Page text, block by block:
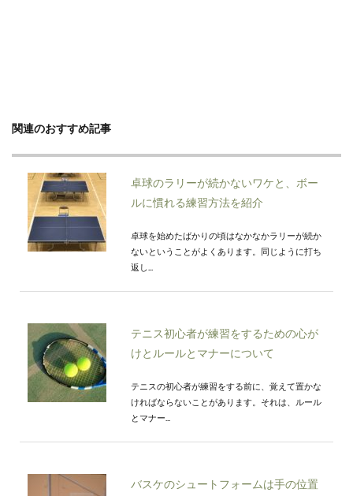
関連のおすすめ記事
卓球のラリーが続かないワケと、ボー
ルに慣れる練習方法を紹介
卓球を始めたばかりの頃はなかなかラリーが続か
ないということがよくあります。同じように打ち
返し...
テニス初心者が練習をするための心が
けとルールとマナーについて
テニスの初心者が練習をする前に、覚えて置かな
ければならないことがあります。それは、ルール
とマナー...
バスケのシュートフォームは手の位置